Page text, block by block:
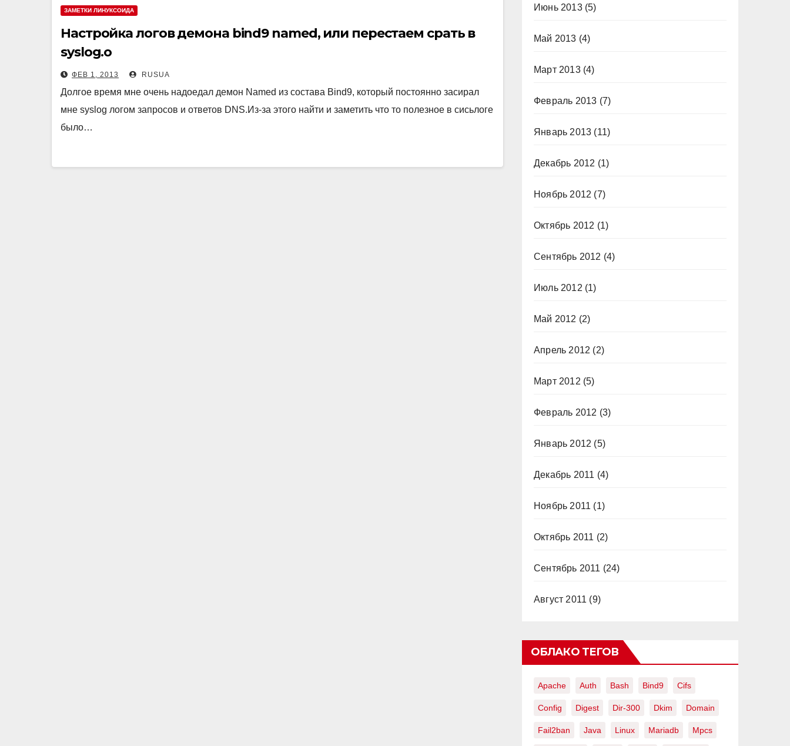
ЗАМЕТКИ ЛИНУКСОИДА
Настройка логов демона bind9 named, или перестаем срать в
syslog.o
ФЕВ 1, 2013 RUSUA
Долгое время мне очень надоедал демон Named из состава Bind9, который постоянно засирал
мне syslog логом запросов и ответов DNS.Из-за этого найти и заметить что то полезное в сисьлоге
было…
Июнь 2013(5)
Май 2013 (4)
Март 2013(4)
Февраль 2013 (7)
Январь 2013 (11)
Декабрь 2012 (1)
Ноябрь 2012 (7)
Октябрь 2012 (1)
Сентябрь 2012 (4)
Июль 2012 (1)
Май 2012 (2)
Апрель 2012 (2)
Март 2012 (5)
Февраль 2012 (3)
Январь 2012 (5)
Декабрь 2011 (4)
Ноябрь 2011 (1)
Октябрь 2011 (2)
Сентябрь 2011 (24)
Август 2011 (9)
ОБЛАКО ТЕГОВ
Apache Auth Bash Bind9 Cifs
Config Digest Dir-300 Dkim Domain
Fail2ban Java Linux Mariadb Mpcs